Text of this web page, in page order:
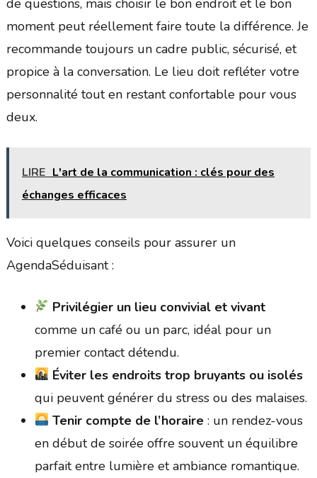
moment peut réellement faire toute la différence. Je
recommande toujours un cadre public, sécurisé, et
propice à la conversation. Le lieu doit refléter votre
personnalité tout en restant confortable pour vous
deux.
LIRE L'art de la communication : clés pour des
échanges efficaces
Voici quelques conseils pour assurer un
AgendaSéduisant :
Privilégier un lieu convivial et vivant
comme un café ou un parc, idéal pour un
premier contact détendu.
Éviter les endroits trop bruyants ou isolés
qui peuvent générer du stress ou des malaises.
Tenir compte de l’horaire : un rendez-vous
en début de soirée offre souvent un équilibre
parfait entre lumière et ambiance romantique.